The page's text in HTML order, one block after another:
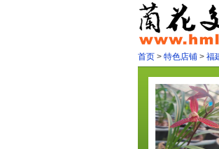
首页 > 特色店铺 > 福